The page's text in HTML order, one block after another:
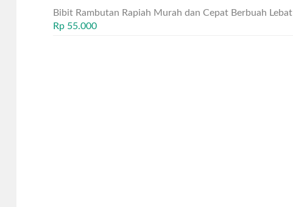
Bibit Rambutan Rapiah Murah dan Cepat Berbuah Lebat
Rp55.000